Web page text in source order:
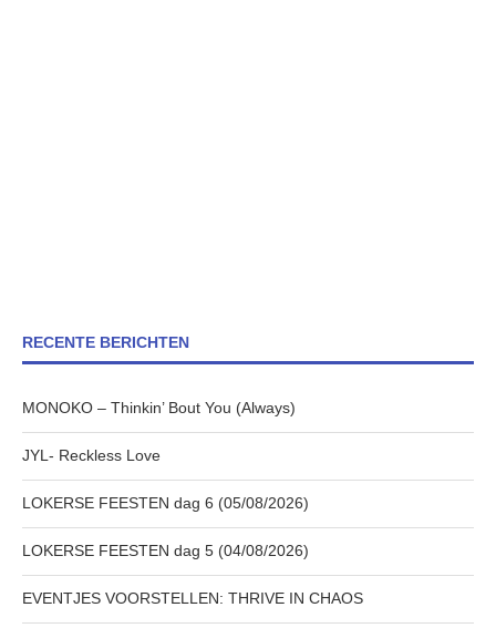
RECENTE BERICHTEN
MONOKO – Thinkin’ Bout You (Always)
JYL- Reckless Love
LOKERSE FEESTEN dag 6 (05/08/2026)
LOKERSE FEESTEN dag 5 (04/08/2026)
EVENTJES VOORSTELLEN: THRIVE IN CHAOS